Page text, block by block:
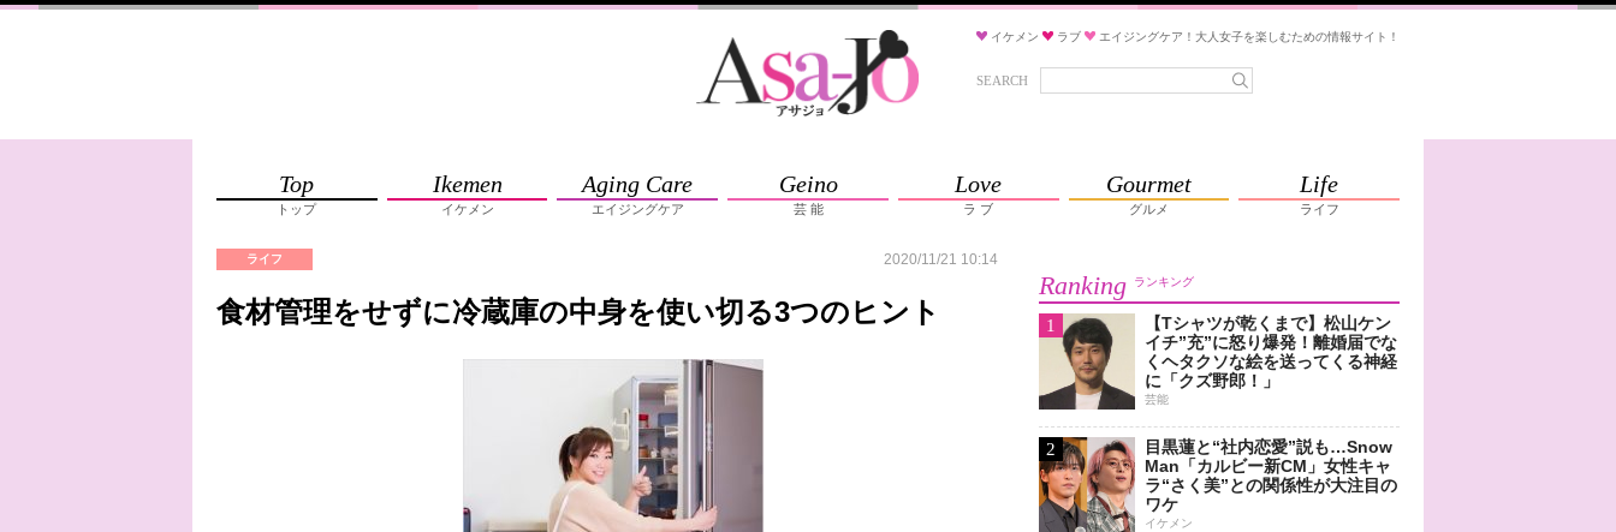
イケメン ラブ エイジングケア！大人女子を楽しむための情報サイト！
SEARCH
Top
トップ
Ikemen
イケメン
Aging Care
エイジングケア
Geino
芸 能
Love
ラ ブ
Gourmet
グルメ
Life
ライフ
ライフ 2020/11/21 10:14
食材管理をせずに冷蔵庫の中身を使い切る3つのヒント
Ranking ランキング
1
【Tシャツが乾くまで】松山ケン
イチ”充”に怒り爆発！離婚届でな
くヘタクソな絵を送ってくる神経
に「クズ野郎！」
芸能
2
目黒蓮と“社内恋愛”説も…Snow
Man「カルビー新CM」女性キャ
ラ“さく美”との関係性が大注目の
ワケ
イケメン